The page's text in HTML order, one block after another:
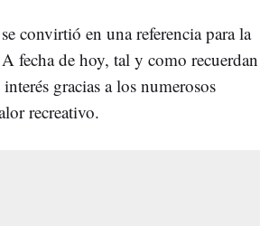
convirtió en una referencia para la
fecha de hoy, tal y como recuerdan
gracias a los numerosos
recreativo.